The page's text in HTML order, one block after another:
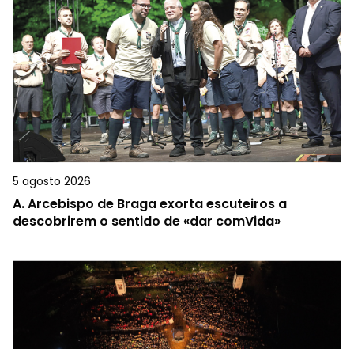
5 agosto 2026
A.Arcebispo de Braga exorta escuteiros a
descobrirem o sentido de «dar comVida»